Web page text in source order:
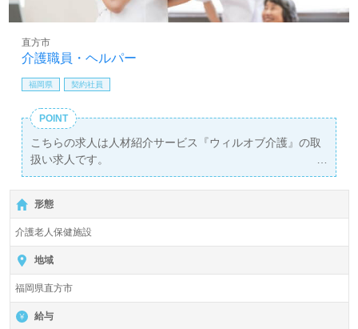
介護職員・ヘルパー
直方市
福岡県 契約社員
POINT
こちらの求人は人材紹介サービス『ウィルオブ介護』の取
扱い求人です。
詳細に関してお気軽にご相談ください♪
【無料】で皆さんの転職活動をサポートいたします。
形態
介護老人保健施設
地域
福岡県直方市
給与